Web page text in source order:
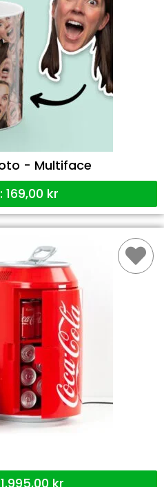
- Multiface
169,00 kr
1.995,00 kr